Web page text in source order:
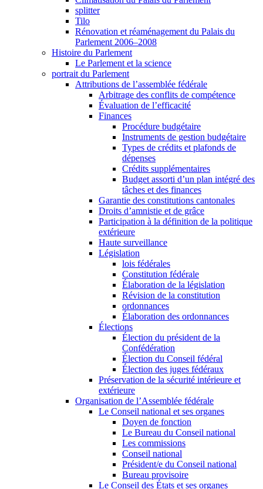
splitter
Tilo
Rénovation et réaménagement du Palais du
Parlement 2006–2008
Histoire du Parlement
Le Parlement et la science
portrait du Parlement
Attributions de l’assemblée fédérale
Arbitrage des conflits de compétence
Évaluation de l’efficacité
Finances
Procédure budgétaire
Instruments de gestion budgétaire
Types de crédits et plafonds de
dépenses
Crédits supplémentaires
Budget assorti d’un plan intégré des
tâches et des finances
Garantie des constitutions cantonales
Droits d’amnistie et de grâce
Participation à la définition de la politique
extérieure
Haute surveillance
Législation
lois fédérales
Constitution fédérale
Élaboration de la législation
Révision de la constitution
ordonnances
Élaboration des ordonnances
Élections
Élection du président de la
Confédération
Élection du Conseil fédéral
Élection des juges fédéraux
Préservation de la sécurité intérieure et
extérieure
Organisation de l’Assemblée fédérale
Le Conseil national et ses organes
Doyen de fonction
Le Bureau du Conseil national
Les commissions
Conseil national
Président/e du Conseil national
Bureau provisoire
Le Conseil des États et ses organes